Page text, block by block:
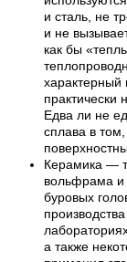
и сталь, не
и не
как бы
характерный
практически
Едва ли не
сплава в
Керамика —
вольфрама и
буровых
а также